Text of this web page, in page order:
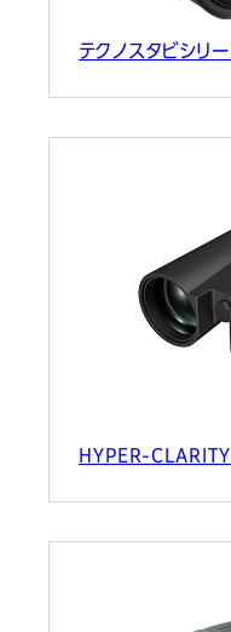
テクノスタビシリ
HYPER-CLARITY